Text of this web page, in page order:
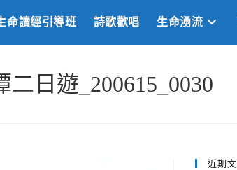
命讀經引導班 詩歌歡唱 生命湧流
日遊_200615_0030
近期